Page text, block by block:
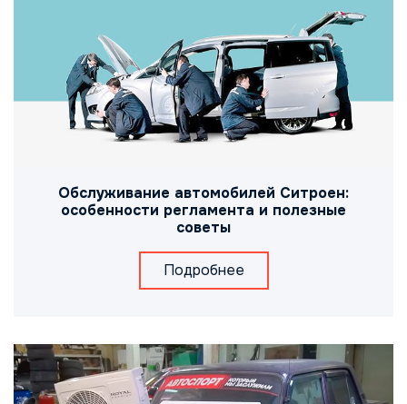
Обслуживание автомобилей Ситроен:
особенности регламента и полезные
советы
Подробнее